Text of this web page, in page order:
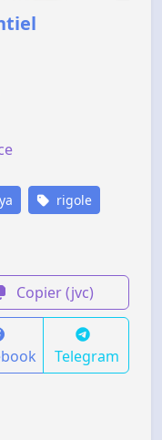
rigole
Copier (jvc)
Telegram